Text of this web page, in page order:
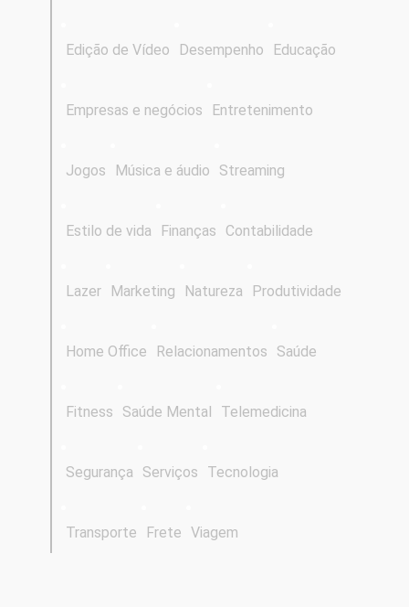
Edição de Vídeo Desempenho Educação
Empresas e negócios Entretenimento
Jogos Música e áudio Streaming
Estilo de vida Finanças Contabilidade
Lazer Marketing Natureza Produtividade
Home Office Relacionamentos Saúde
Fitness Saúde Mental Telemedicina
Segurança Serviços Tecnologia
Transporte Frete Viagem